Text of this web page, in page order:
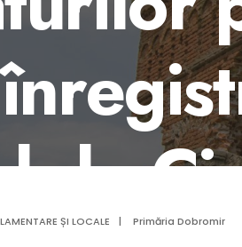
de
ȘI LOCALE | Primăria Dobromir